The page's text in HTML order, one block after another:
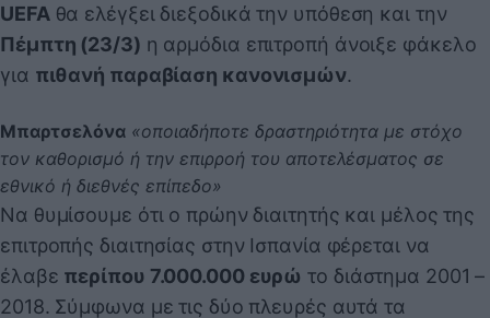
UEFAθα ελέγξει διεξοδικά την υπόθεση και την
Πέμπτη (23/3) η αρμόδια επιτροπή άνοιξε φάκελο
για πιθανή παραβίαση κανονισμών.
Μπαρτσελόνα «οποιαδήποτε δραστηριότητα με στόχο
τον καθορισμό ή την επιρροή του αποτελέσματος σε
εθνικό ή διεθνές επίπεδο»
Να θυμίσουμε ότι ο πρώην διαιτητής και μέλος της
επιτροπής διαιτησίας στην Ισπανία φέρεται να
έλαβε περίπου 7.000.000 ευρώ το διάστημα 2001 –
2018. Σύμφωνα με τις δύο πλευρές αυτά τα